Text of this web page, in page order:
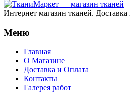
Интернет магазин тканей.
Меню
Главная
О Магазине
Доставка и Оплата
Контакты
Галерея работ